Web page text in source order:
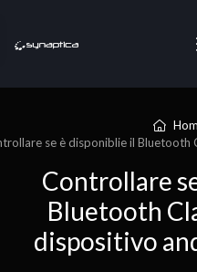
se è disponiblie il Bluetooth
Controllare
Bluetooth
dispositivo